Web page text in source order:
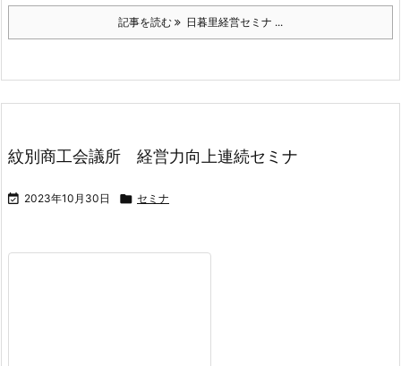
記事を読む 日暮里経営セミナ ...
紋別商工会議所 経営力向上連続セミナ
 2023年10月30日  セミナ